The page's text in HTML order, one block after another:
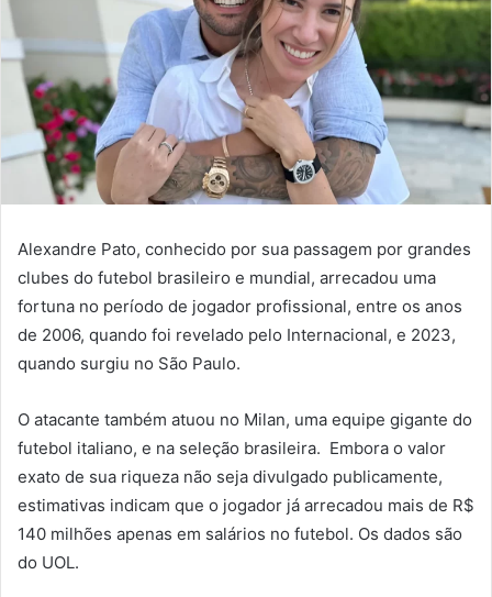
Alexandre Pato, conhecido por sua passagem por grandes
clubes do futebol brasileiro e mundial, arrecadou uma
fortuna no período de jogador profissional, entre os anos
de 2006, quando foi revelado pelo Internacional, e 2023,
quando surgiu no São Paulo.
O atacante também atuou no Milan, uma equipe gigante do
futebol italiano, e na seleção brasileira. Embora o valor
exato de sua riqueza não seja divulgado publicamente,
estimativas indicam que o jogador já arrecadou mais de R$
140 milhões apenas em salários no futebol. Os dados são
do UOL.